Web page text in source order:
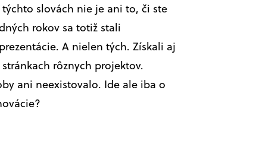
slovách nie je ani to, či ste
rokov sa totiž stali
A nielen tých. Získali aj
rôznych projektov.
ani neexistovalo. Ide ale iba o